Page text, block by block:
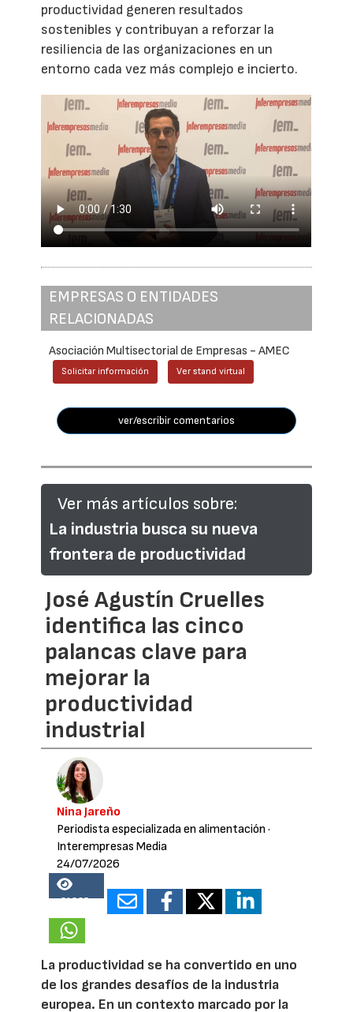
productividad generen resultados
sostenibles y contribuyan a reforzar la
resiliencia de las organizaciones en un
entorno cada vez más complejo e incierto.
EMPRESAS O ENTIDADES
RELACIONADAS
Asociación Multisectorial de Empresas - AMEC
Solicitar información Ver stand virtual
ver/escribir comentarios
Ver más artículos sobre:
La industria busca su nueva
frontera de productividad
José Agustín Cruelles
identifica las cinco
palancas clave para
mejorar la
productividad
industrial
Nina Jareño
Periodista especializada en alimentación ·
Interempresas Media
24/07/2026
21825
La productividad se ha convertido en uno
de los grandes desafíos de la industria
europea. En un contexto marcado por la